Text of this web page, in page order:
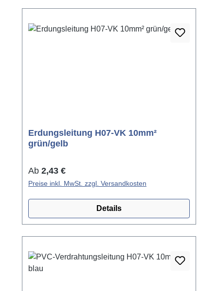
Erdungsleitung H07-VK 10mm²
grün/gelb
Regulärer Preis:
Ab 2,43 €
Preise inkl. MwSt. zzgl. Versandkosten
Details